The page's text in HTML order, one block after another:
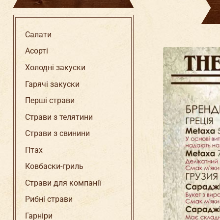
Салати
Асорті
Холодні закуски
Гарячі закуски
Перші страви
Страви з телятини
Страви з свинини
Птах
Ковбаски-гриль
Страви для компанії
Рибні страви
Гарніри